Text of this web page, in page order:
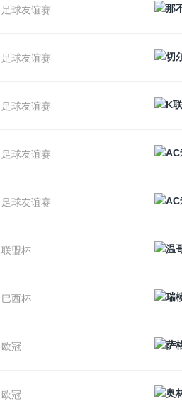
足球友谊赛
足球友谊赛
足球友谊赛
足球友谊赛
足球友谊赛
联盟杯
巴西杯
欧冠
欧冠